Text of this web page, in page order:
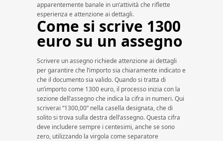
apparentemente banale in un’attività che riflette
esperienza e attenzione ai dettagli.
Come si scrive 1300
euro su un assegno
Scrivere un assegno richiede attenzione ai dettagli
per garantire che l’importo sia chiaramente indicato e
che il documento sia valido. Quando si tratta di
un’importo come 1300 euro, il processo inizia con la
sezione dell’assegno che indica la cifra in numeri. Qui
scriverai “1300,00” nella casella designata, che di
solito si trova sulla destra dell’assegno. Questa cifra
deve includere sempre i centesimi, anche se sono
zero, utilizzando la virgola come separatore